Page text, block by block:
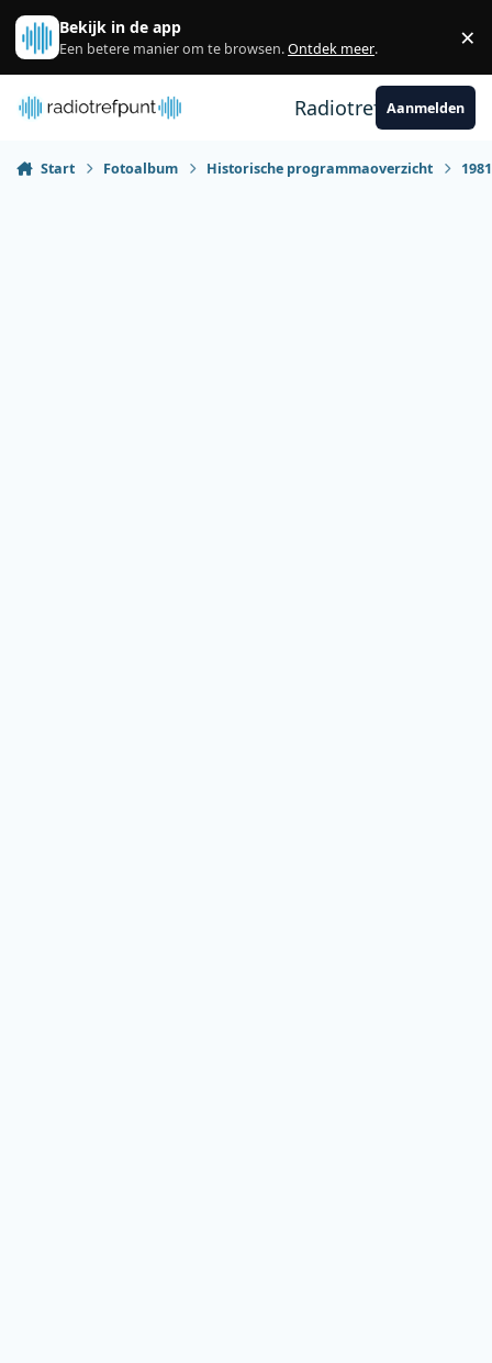
Spring naar bijdragen
Bekijk in de app
Een betere manier om te browsen.Ontdek meer. ×
RadiotrefpuntAanmelden
Start Fotoalbum Historische programmaoverzicht 1981